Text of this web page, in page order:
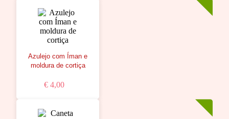
Azulejo com Íman e
moldura de cortiça
€ 4,00